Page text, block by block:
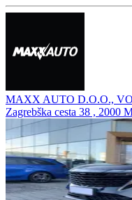
MAXX AUTO D.O.O.,
Zagrebška cesta 38 , 2000